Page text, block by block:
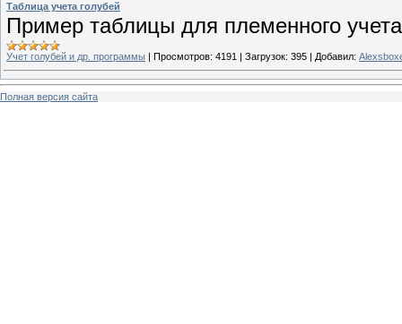
Таблица учета голубей
Пример таблицы для племенного
Учет голубей и др. программы Просмотров: 4191 Загрузок: 395 Добавил:
Полная версия сайта